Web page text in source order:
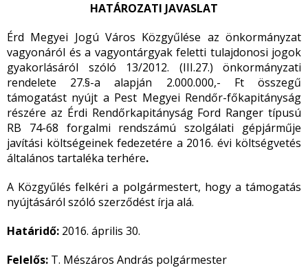
HATÁROZATI JAVASLAT
Érd Megyei Jogú Város Közgyűlése az önkormányzat
vagyonáról és a vagyontárgyak feletti tulajdonosi jogok
gyakorlásáról szóló 13/2012. (III.27.) önkormányzati
rendelete 27.§-a alapján 2.000.000,- Ft összegű
támogatást nyújt a Pest Megyei Rendőr-főkapitányság
részére az Érdi Rendőrkapitányság Ford Ranger típusú
RB 74-68 forgalmi rendszámú szolgálati gépjárműje
javítási költségeinek fedezetére a 2016. évi költségvetés
általános tartaléka terhére.
A Közgyűlés felkéri a polgármestert, hogy a támogatás
nyújtásáról szóló szerződést írja alá.
Határidő: 2016. április 30.
Felelős: T. Mészáros András polgármester